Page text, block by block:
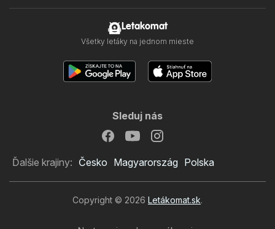
Letakomat
Všetky letáky na jednom mieste
Sleduj nás
Ďalšie krajiny: Česko Magyarország Polska
Copyright © 2026 Letákomat.sk.